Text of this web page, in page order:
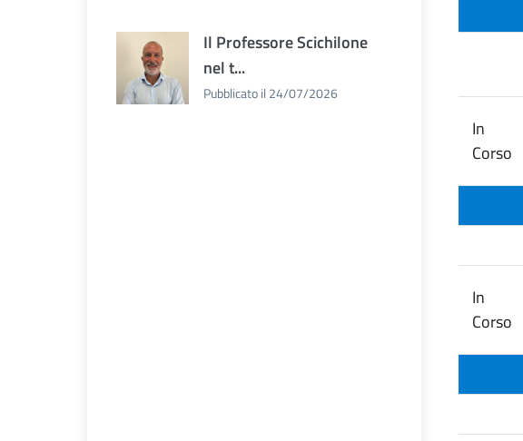
Il Professore Scichilone
nel t...
Pubblicato il 24/07/2026
In
Corso
In
Corso